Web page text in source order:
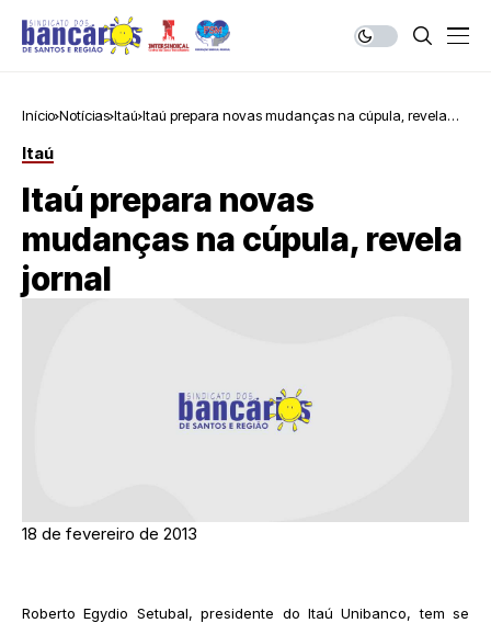
Início Notícias Itaú Itaú prepara novas mudanças na cúpula, revela
Itaú
Itaú prepara novas
mudanças na cúpula, revela
jornal
18 de fevereiro de 2013
Roberto Egydio Setubal, presidente do Itaú Unibanco, tem se